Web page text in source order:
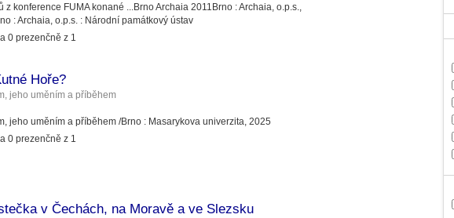
konference FUMA konané ... BrnoArchaia 2011 Brno :Archaia, o.p.s.,
:Archaia, o.p.s. : Národní památkový ústav
0 prezenčně z 1
Hoře?
jeho uměním a příběhem
jeho uměním a příběhem /Brno : Masarykova univerzita, 2025
0 prezenčně z 1
v Čechách, na Moravě a ve Slezsku